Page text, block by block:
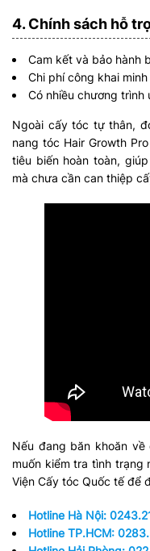
4. Chính sách hỗ
Cam kết và bảo hành
Chi phí công khai
Có nhiều chương trình
Ngoài cấy tóc tự thân,
nang tóc Hair Growth
tiêu biến hoàn toàn,
mà chưa cần can thiệp
Nếu đang băn khoăn
muốn kiểm tra tình trạng
Viện Cấy tóc Quốc tế để
Hotline Hà Nội:
Hotline TP.HCM: